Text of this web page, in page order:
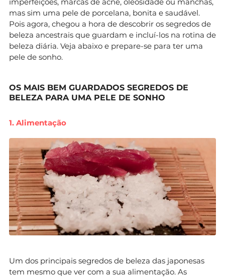
mas sim uma pele de porcelana, bonita e saudável.
Pois agora, chegou a hora de descobrir os segredos de
beleza ancestrais que guardam e incluí-los na rotina de
beleza diária. Veja abaixo e prepare-se para ter uma
pele de sonho.
OS MAIS BEM GUARDADOS SEGREDOS DE
BELEZA PARA UMA PELE DE SONHO
1. Alimentação
Um dos principais segredos de beleza das japonesas
tem mesmo que ver com a sua alimentação. As